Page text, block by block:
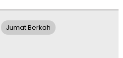
Jumat Berkah